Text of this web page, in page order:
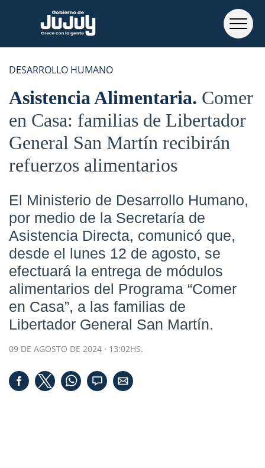
DESARROLLO HUMANO
Asistencia Alimentaria Comer
en Casa: familias de Libertador
General San Martín recibirán
refuerzos alimentarios
El Ministerio de Desarrollo Humano,
por medio de la Secretaría de
Asistencia Directa, comunicó que,
desde el lunes 12 de agosto, se
efectuará la entrega de módulos
alimentarios del Programa “Comer
en Casa”, a las familias de
Libertador General San Martín.
09 DE AGOSTO DE 2024 · 13:02HS.